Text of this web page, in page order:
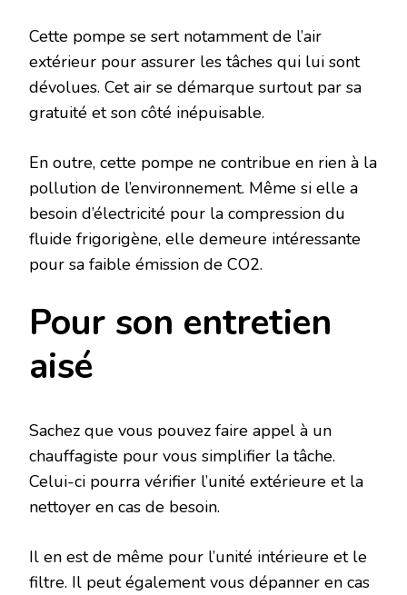
Cette pompe se sert notamment de l’air
extérieur pour assurer les tâches qui lui sont
dévolues. Cet air se démarque surtout par sa
gratuité et son côté inépuisable.
En outre, cette pompe ne contribue en rien à la
pollution de l’environnement. Même si elle a
besoin d’électricité pour la compression du
fluide frigorigène, elle demeure intéressante
pour sa faible émission de CO2.
Pour son entretien
aisé
Sachez que vous pouvez faire appel à un
chauffagiste pour vous simplifier la tâche.
Celui-ci pourra vérifier l’unité extérieure et la
nettoyer en cas de besoin.
Il en est de même pour l’unité intérieure et le
filtre. Il peut également vous dépanner en cas